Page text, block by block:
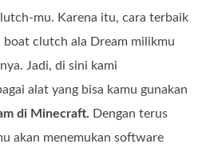
mu. Karena itu, cara terbaik
boat clutch ala Dream milikmu
Jadi, di sini kami
alat yang bisa kamu gunakan
di Minecraft. Dengan terus
akan menemukan software